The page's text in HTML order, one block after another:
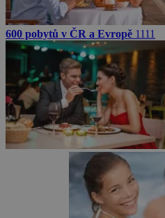
600 pobytů v ČR a Evropě 1111